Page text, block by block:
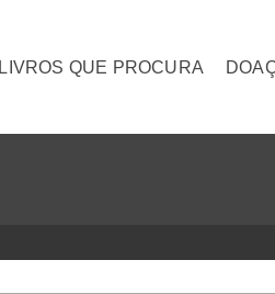
LIVROS QUE PROCURA